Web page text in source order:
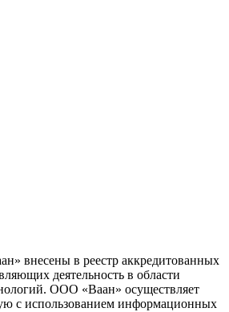
внесены в реестр аккредитованных
деятельность в области
ООО «Ваан» осуществляет
с использованием информационных